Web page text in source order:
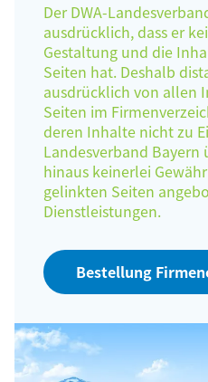
Der DWA-
ausdrücklich, dass er
Gestaltung und die
Seiten hat. Deshalb
ausdrücklich von allen
Seiten im
deren Inhalte nicht zu
Landesverband
hinaus keinerlei
gelinkten Seiten
Dienstleistungen.
Bestellung